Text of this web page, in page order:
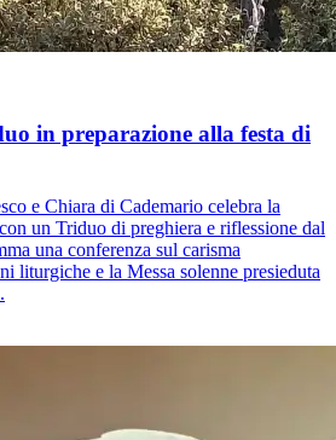
in preparazione alla festa di
e Chiara di Cademario celebra la
un Triduo di preghiera e riflessione dal
una conferenza sul carisma
liturgiche e la Messa solenne presieduta